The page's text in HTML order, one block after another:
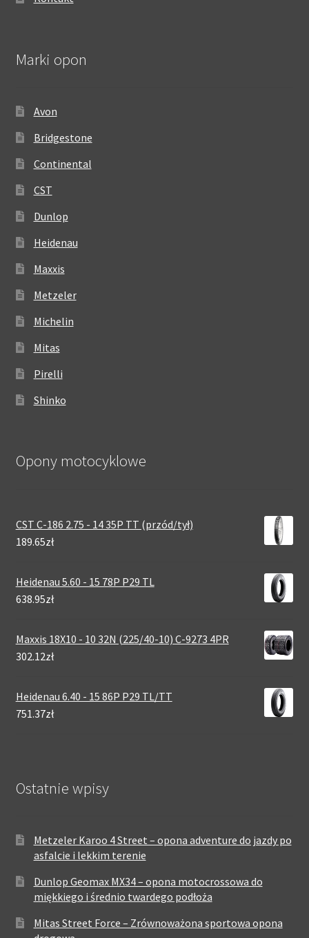
Marki opon
Avon
Bridgestone
Continental
CST
Dunlop
Heidenau
Maxxis
Metzeler
Michelin
Mitas
Pirelli
Shinko
Opony motocyklowe
CST C-186 2.75 - 14 35P TT (przód/tył)
189.65zł
Heidenau 5.60 - 15 78P P29 TL
638.95zł
Maxxis 18X10 - 10 32N (225/40-10) C-9273 4PR
302.12zł
Heidenau 6.40 - 15 86P P29 TL/TT
751.37zł
Ostatnie wpisy
Metzeler Karoo 4 Street – opona adventure do jazdy po
asfalcie i lekkim terenie
Dunlop Geomax MX34 – opona motocrossowa do
miękkiego i średnio twardego podłoża
Mitas Street Force – Zrównoważona sportowa opona